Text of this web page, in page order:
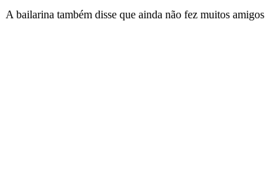
A bailarina também disse que ainda não fez muitos